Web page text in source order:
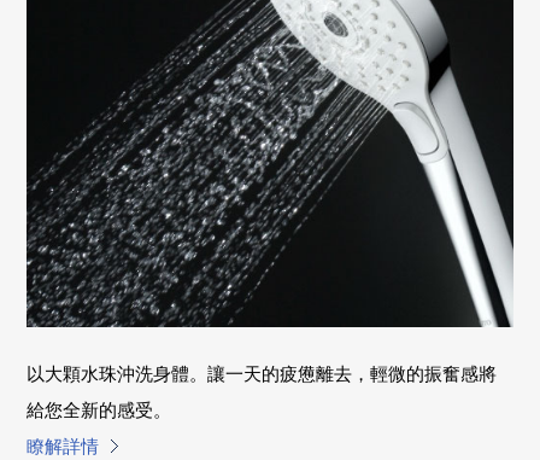
以大顆水珠沖洗身體。讓一天的疲憊離去，輕微的振奮感將
給您全新的感受。
瞭解詳情